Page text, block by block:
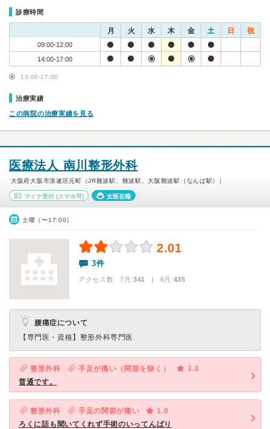
診療時間
月 火 水 木 金 土 日 祝
09:00-12:00
14:00-17:00
13:00-17:00
治療実績
この病院の治療実績を見る
医療法人 南川整形外科
大阪府大阪市浪速区元町（JR難波駅、難波駅、大阪難波駅（なんば駅））
マイナ受付 (スマホ可) 女医在籍
土曜（〜17:00）
2.01
3件
アクセス数 7月:341 | 6月:435
腰痛症について
【専門医・資格】 整形外科専門医
整形外科 手足が痛い（関節を除く）
3.0
普通です。
整形外科 手足の関節が痛い
1.0
ろくに話も聞いてくれず手術のいってんばり